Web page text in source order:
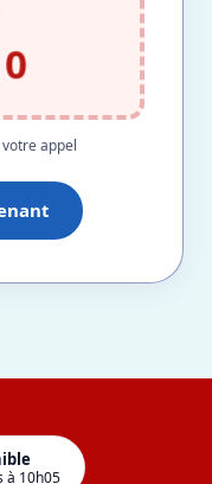
appel
à 10h05